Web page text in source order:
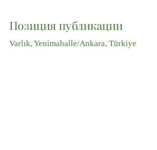
Позиция публикации
Varlık, Yenimahalle/Ankara, Türkiye